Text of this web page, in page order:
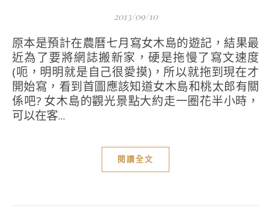
2013/09/10
原本是預計在農曆七月寫女木島的遊記，結果最
近為了要將網誌搬新家，硬是拖慢了寫文速度
(呃，明明就是自己很愛摸)，所以就拖到現在才
開始寫，看到首圖應該知道女木島和桃太郎有關
係吧? 女木島的觀光景點大約走一圈花半小時，
可以在客...
閱讀全文